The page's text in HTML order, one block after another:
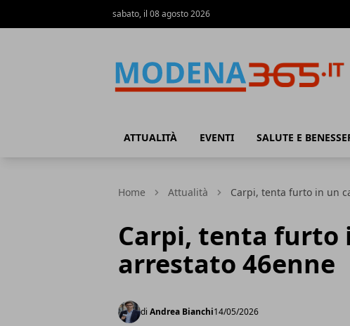
sabato, il 08 agosto 2026
ATTUALITÀ EVENTI SALUTE E
Home Attualità Carpi, tenta furto in un
Carpi, tenta furto
arrestato 46enne
di Andrea Bianchi14/05/2026